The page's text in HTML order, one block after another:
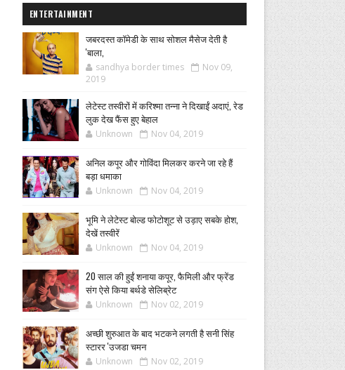
ENTERTAINMENT
जबरदस्त कॉमेडी के साथ सोशल मैसेज देती है
'बाला,
sandhya border times
Nov 09,
2019
लेटेस्ट तस्वीरों में करिश्मा तन्ना ने दिखाईं अदाएं, रेड
लुक देख फैंस हुए बेहाल
Unknown Nov 04, 2019
अनिल कपूर और गोविंदा मिलकर करने जा रहे हैं
बड़ा धमाका
Unknown Nov 04, 2019
भूमि ने लेटेस्ट बोल्ड फोटोशूट से उड़ाए सबके होश,
देखें तस्वीरें
Unknown Nov 04, 2019
20 साल की हुईं शनाया कपूर, फैमिली और फ्रेंड
संग ऐसे किया बर्थडे सेलिब्रेट
Unknown Nov 02, 2019
अच्छी शुरुआत के बाद भटकने लगती है सनी सिंह
स्टारर 'उजडा चमन
Unknown Nov 02, 2019